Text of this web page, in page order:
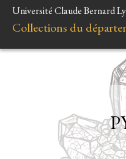
Université Claude Bernard
Collections du